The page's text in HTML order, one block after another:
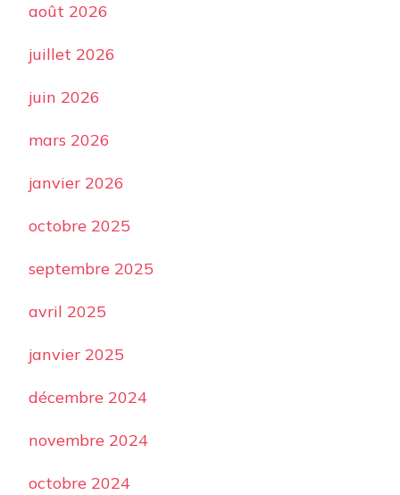
août 2026
juillet 2026
juin 2026
mars 2026
janvier 2026
octobre 2025
septembre 2025
avril 2025
janvier 2025
décembre 2024
novembre 2024
octobre 2024